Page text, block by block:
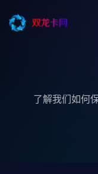
了解我们如何